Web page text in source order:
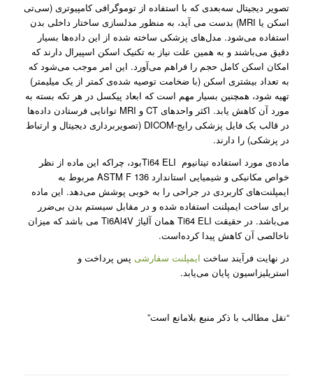
تصویر دیجیتال سه‌بعدی که با استفاده از توموگرافی کامپیوتری (سی­‌تی
­اسکن یا MRI) بدست می ­آید، به منظور مدل­سازی ساختار داخلی بدن
استفاده می­‌شود. مدل­‌های پزشکی ساخته شده از این داده­‌ها بسیار
دقیق می­‌باشند و به همین علت نیاز به تکنیک اسکن اسپیرال دارند که
امکان اسکن کامل حجم را فراهم می­‌آورد. این امر موجب می­‌شود که
به تعداد بیشتری اسکن (با ضخامت توصیه شده‌­ی کمتر از یک میلی­متر)
تهیه شود، همچنین بسیار مهم است که ابعاد پیکسل در هر تکه بسته به
مورد آن کاهش یابد. اکثر واحدهای CT و MRI توانایی فرستادن داده­‌ها
در قالب یک فایل پزشکی رایج-DICOM (تصویربرداری دیجیتال و ارتباط
در پزشکی) را دارند.
ماده­‌ی مورد استفاده تیتانیوم Ti64 ELIبود، چراکه این ماده از نظر
خواص مکانیکی و شیمیایی استاندارد ASTM F 136 مربوط به
ایمپلنت‌های کاربردی در جراحی را به خوبی پوشش می­‌دهد. این ماده
برای ساخت ایمپلنت استفاده شده و در مقابل سیستم بدن بی‌ضرر
می­‌باشد. در حقیقت Ti64 ELI همان آلیاژ Ti6Al4V می باشد که میزان
ناخالصی آن کاهش پیدا کرده‌است.
در نهایت فرآیند ساخت ایمپلنت سفارشیپس پرداخت و
استریلیزاسیون پایان می­‌یابد.
“نقل مطالب با ذکر منبع بلامانع است”